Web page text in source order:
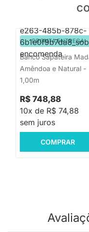
PRONTA ENTREGA
Banco Sapateira
Amêndoa e Natural -
1,00m
R$ 748,88
10x de R$ 74,88
sem juros
COMPRAR